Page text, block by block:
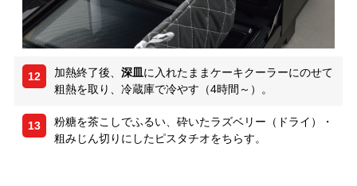
12 加熱終了後、 深皿に入れたままケーキクーラーにのせて
粗熱を取り、冷蔵庫で冷やす（4時間～）。
13
粉糖を茶こしでふるい、砕いたラズベリー（ドライ）・
粗みじん切りにしたピスタチオをちらす。